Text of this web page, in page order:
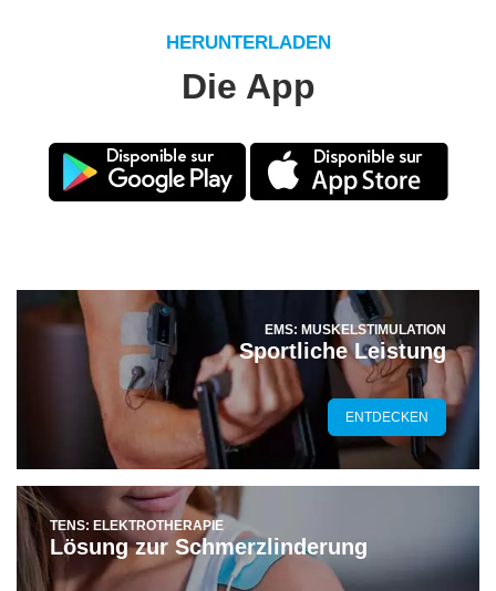
HERUNTERLADEN
Die App
EMS: MUSKELSTIMULATION
Sportliche Leistung
ENTDECKEN
TENS: ELEKTROTHERAPIE
Lösung zur Schmerzlinderung